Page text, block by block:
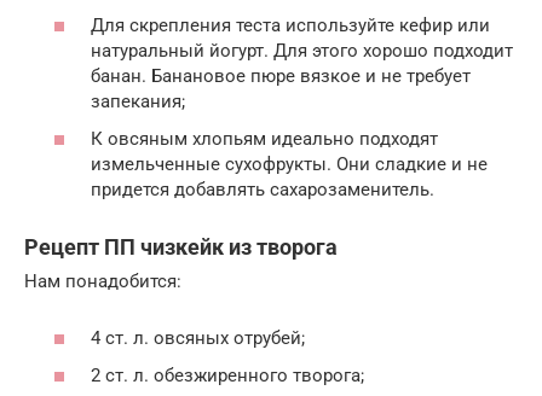
Для скрепления теста используйте кефир или
натуральный йогурт. Для этого хорошо подходит
банан. Банановое пюре вязкое и не требует
запекания;
К овсяным хлопьям идеально подходят
измельченные сухофрукты. Они сладкие и не
придется добавлять сахарозаменитель.
Рецепт ПП чизкейк из творога
Нам понадобится:
4 ст. л. овсяных отрубей;
2 ст. л. обезжиренного творога;